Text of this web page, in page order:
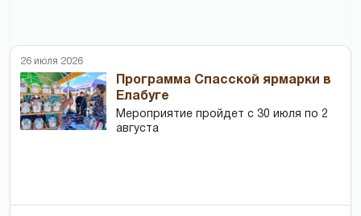
26 июля 2026
Программа Спасской ярмарки в
Елабуге
Мероприятие пройдет с 30 июля по 2
августа